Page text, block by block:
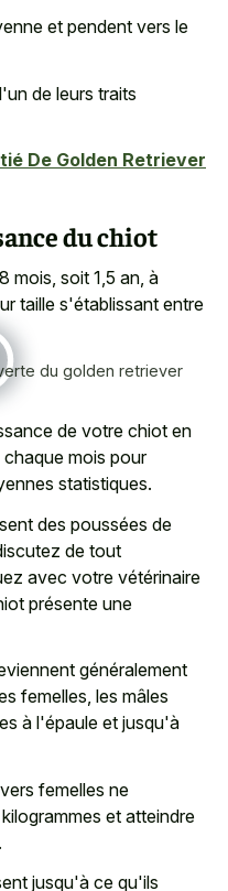
et pendent vers le
de leurs traits
De Golden Retriever
du chiot
mois, soit 1,5 an, à
taille s'établissant entre
du golden retriever
de votre chiot en
mois pour
statistiques.
des poussées de
de tout
avec votre vétérinaire
présente une
généralement
femelles, les mâles
à l'épaule et jusqu'à
femelles ne
et atteindre
jusqu'à ce qu'ils